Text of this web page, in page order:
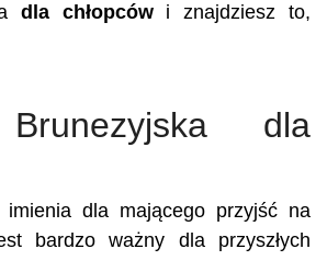
dla chłopcówi znajdziesz to,
dla
imienia dla mającego przyjść na
bardzo ważny dla przyszłych